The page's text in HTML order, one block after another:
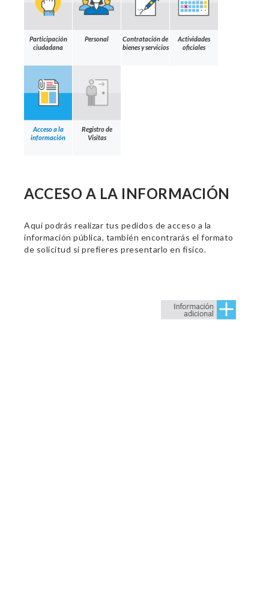
Participación
ciudadana
Personal
Contratación de
bienes y servicios
Actividades
oficiales
Acceso a la
información
Registro de
Visitas
ACCESO A LA INFORMACIÓN
Aquí podrás realizar tus pedidos de acceso a la
información pública, también encontrarás el formato
de solicitud si prefieres presentarlo en físico.